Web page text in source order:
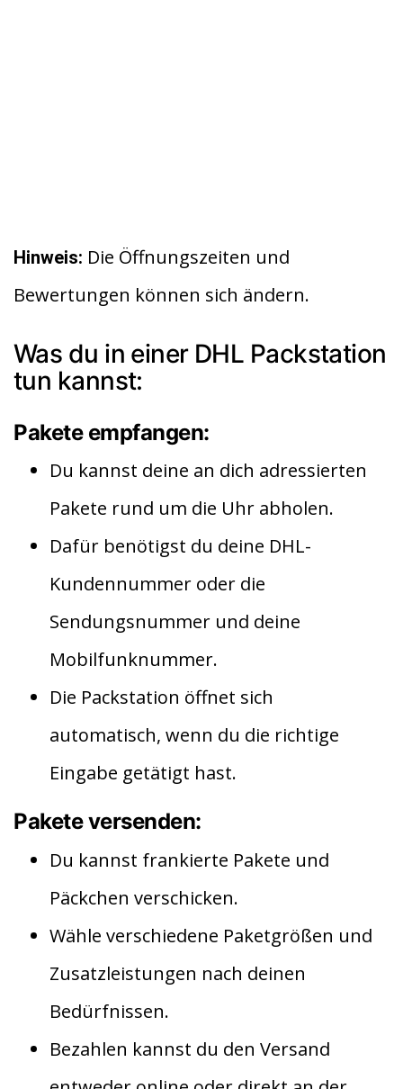
Hinweis: Die Öffnungszeiten und
Bewertungen können sich ändern.
Was du in einer DHL Packstation
tun kannst:
Pakete empfangen:
Du kannst deine an dich adressierten
Pakete rund um die Uhr abholen.
Dafür benötigst du deine DHL-
Kundennummer oder die
Sendungsnummer und deine
Mobilfunknummer.
Die Packstation öffnet sich
automatisch, wenn du die richtige
Eingabe getätigt hast.
Pakete versenden:
Du kannst frankierte Pakete und
Päckchen verschicken.
Wähle verschiedene Paketgrößen und
Zusatzleistungen nach deinen
Bedürfnissen.
Bezahlen kannst du den Versand